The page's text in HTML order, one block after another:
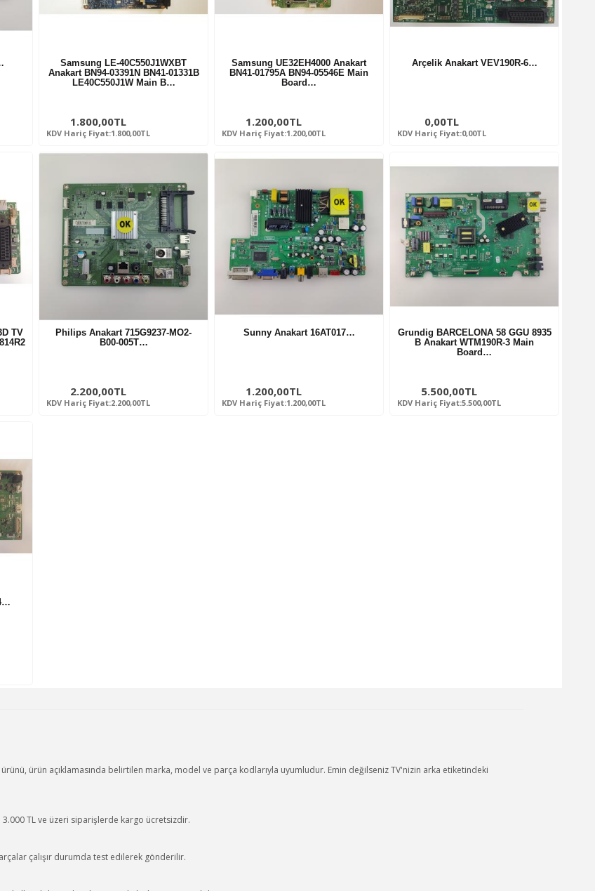
Samsung LE-40C550J1WXBT
Anakart BN94-03391N BN41-01331B
LE40C550J1W Main B…
1.800,00TL
KDV Hariç Fiyat:1.800,00TL
Samsung UE32EH4000 Anakart
BN41-01795A BN94-05546E Main
Board…
1.200,00TL
KDV Hariç Fiyat:1.200,00TL
Arçelik Anakart VEV190R-6…
0,00TL
KDV Hariç Fiyat:0,00TL
TV
Philips Anakart 715G9237-MO2-
B00-005T…
2.200,00TL
KDV Hariç Fiyat:2.200,00TL
Sunny Anakart 16AT017…
1.200,00TL
KDV Hariç Fiyat:1.200,00TL
Grundig BARCELONA 58 GGU 8935
B Anakart WTM190R-3 Main
Board…
5.500,00TL
KDV Hariç Fiyat:5.500,00TL
ürün açıklamasında belirtilen marka, model ve parça kodlarıyla uyumludur. Emin değilseniz TV'nizin arka etiketindeki
TL ve üzeri siparişlerde kargo ücretsizdir.
çalışır durumda test edilerek gönderilir.